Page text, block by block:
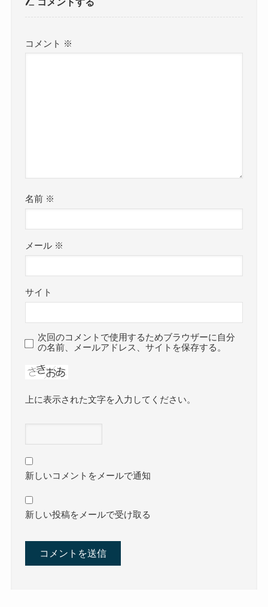
コメント ※
名前 ※
メール ※
サイト
次回のコメントで使用するためブラウザーに自分
の名前、メールアドレス、サイトを保存する。
上に表示された文字を入力してください。
新しいコメントをメールで通知
新しい投稿をメールで受け取る